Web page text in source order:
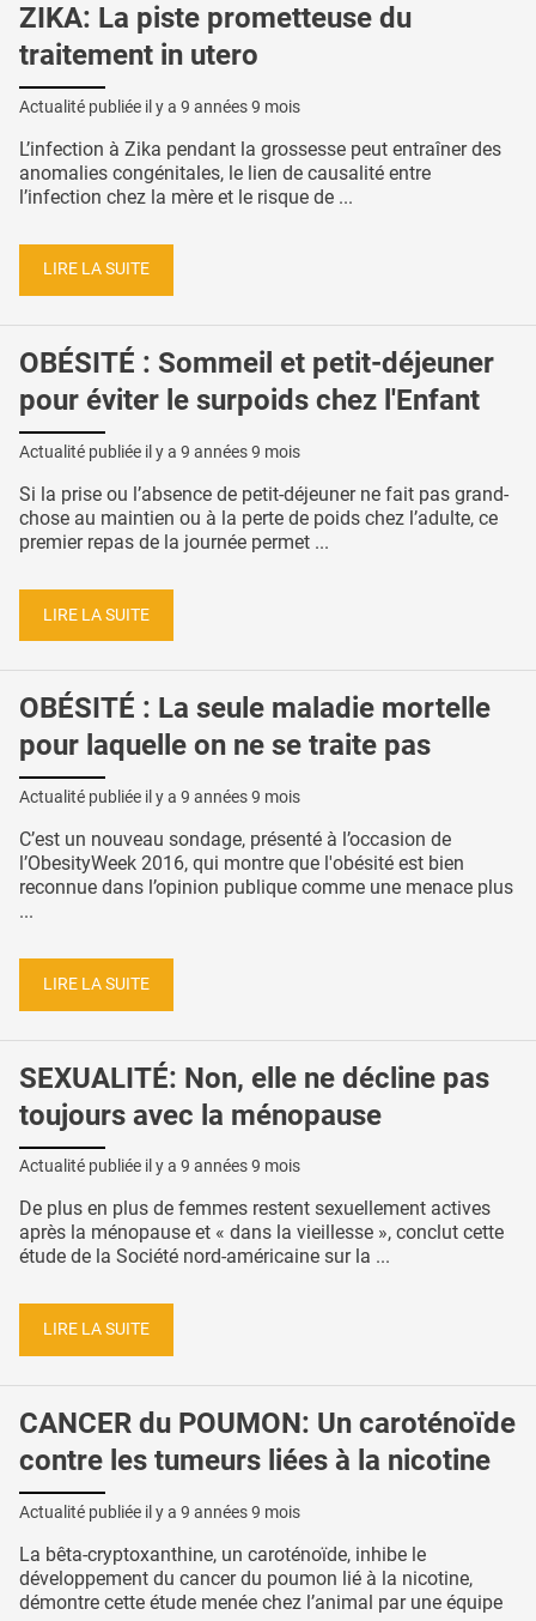
ZIKA: La piste prometteuse du
traitement in utero
Actualité publiée il y a 9 années 9 mois
L’infection à Zika pendant la grossesse peut entraîner des
anomalies congénitales, le lien de causalité entre
l’infection chez la mère et le risque de ...
LIRE LA SUITE
OBÉSITÉ : Sommeil et petit-déjeuner
pour éviter le surpoids chez l'Enfant
Actualité publiée il y a 9 années 9 mois
Si la prise ou l’absence de petit-déjeuner ne fait pas grand-
chose au maintien ou à la perte de poids chez l’adulte, ce
premier repas de la journée permet ...
LIRE LA SUITE
OBÉSITÉ : La seule maladie mortelle
pour laquelle on ne se traite pas
Actualité publiée il y a 9 années 9 mois
C’est un nouveau sondage, présenté à l’occasion de
l’ObesityWeek 2016, qui montre que l'obésité est bien
reconnue dans l’opinion publique comme une menace plus
...
LIRE LA SUITE
SEXUALITÉ: Non, elle ne décline pas
toujours avec la ménopause
Actualité publiée il y a 9 années 9 mois
De plus en plus de femmes restent sexuellement actives
après la ménopause et « dans la vieillesse », conclut cette
étude de la Société nord-américaine sur la ...
LIRE LA SUITE
CANCER du POUMON: Un caroténoïde
contre les tumeurs liées à la nicotine
Actualité publiée il y a 9 années 9 mois
La bêta-cryptoxanthine, un caroténoïde, inhibe le
développement du cancer du poumon lié à la nicotine,
démontre cette étude menée chez l’animal par une équipe